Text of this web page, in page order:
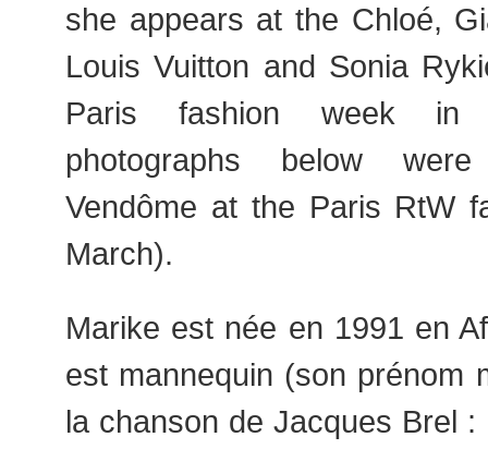
she appears at the Chloé,
Louis Vuitton and Sonia
Paris fashion week in
photographs below
Vendôme at the Paris RtW
March).
Marike est née en 1991 en
est mannequin (son prénom
la chanson de Jacques Brel :